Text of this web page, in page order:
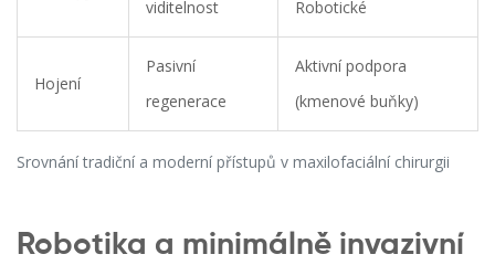
Srovnání tradiční a moderní přístupů v maxilofaciální chirurgii
viditelnost
Robotické
Hojení
Pasivní
regenerace
Aktivní podpora
(kmenové buňky)
Robotika a minimálně invazivní